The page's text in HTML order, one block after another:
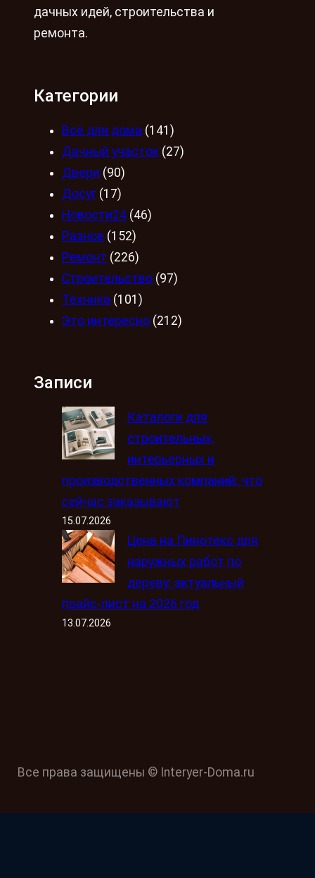
дачных идей, строительства и
ремонта.
Категории
Всё для дома (141)
Дачный участок (27)
Двери (90)
Досуг (17)
Новости24 (46)
Разное (152)
Ремонт (226)
Строительство (97)
Техника (101)
Это интересно (212)
Записи
Каталоги для
строительных,
интерьерных и
производственных компаний: что
сейчас заказывают
15.07.2026
Цена на Пинотекс для
наружных работ по
дереву: актуальный
прайс-лист на 2026 год
13.07.2026
Все права защищены © Interyer-Doma.ru